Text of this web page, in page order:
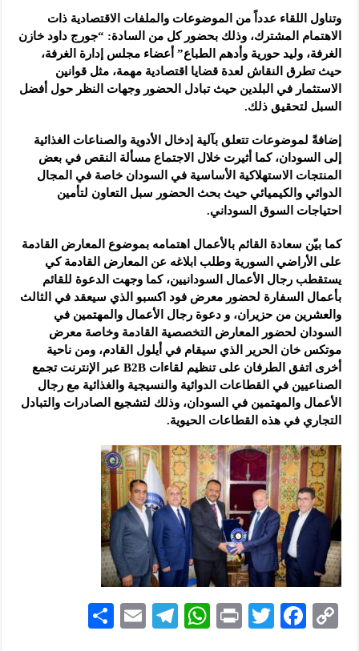
وتناول اللقاء عدداً من الموضوعات والملفات الاقتصادية ذات
الاهتمام المشترك، وذلك بحضور كل من السادة: “جورج داود خازن
الغرفة، وليد حورية وأدهم الطباع” أعضاء مجلس إدارة الغرفة،
حيث تطرق النقاش لعدة قضايا اقتصادية مهمة، مثل قوانين
الاستثمار في البلدين حيث تبادل الحضور وجهات النظر حول أفضل
السبل لتحقيق ذلك.
إضافةً لموضوعات تتعلق بآلية إدخال الأدوية والصناعات الغذائية
إلى السودان، كما أثيرت خلال الاجتماع مسألة النقص في بعض
المنتجات الاستهلاكية الأساسية في السودان خاصة في المجال
الدوائي والكيميائي حيث بحث الحضور سبل التعاون لتأمين
احتياجات السوق السوداني.
كما بيّن سعادة القائم بالأعمال اهتمامه بموضوع المعارض القادمة
على الأراضي السورية وطلب ابلاغه عن المعارض القادمة كي
يستقطب رجال الأعمال السودانيين، كما وجهت الدعوة للقائم
بأعمال السفارة لحضور معرض فود اكسبو الذي سيعقد في الثالث
والعشرين من حزيران، و دعوة رجال الأعمال والمهتمين في
السودان لحضور المعارض التخصصية القادمة وخاصة معرض
موتكس خان الحرير الذي سيقام في أيلول القادم، ومن ناحية
أخرى اتفق الطرفان على تنظيم لقاءات B2B عبر الإنترنت تجمع
الصناعيين في القطاعات الدوائية والنسيجية والغذائية مع رجال
الأعمال والمهتمين في السودان، وذلك لتشجيع الصادرات والتبادل
التجاري في هذه القطاعات الحيوية.
C
F
T
P
W
Te
E